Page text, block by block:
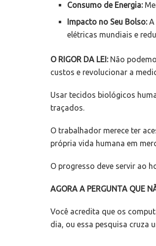
Consumo de Energia:
Impacto no Seu Bolso:A
elétricas mundiais e
O RIGOR DA LEI: Não
custos e revolucionar a
Usar tecidos biológicos
traçados.
O trabalhador merece ter
própria vida humana em
O progresso deve servir ao
AGORA A PERGUNTA QUE
Você acredita que os
dia, ou essa pesquisa cruza